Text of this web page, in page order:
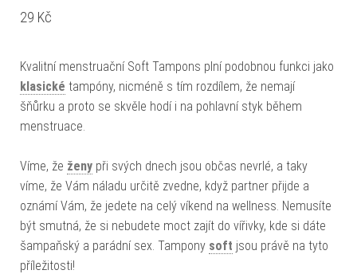
29 Kč
Kvalitní menstruační Soft Tampons plní podobnou funkci jako
klasické tampóny, nicméně s tím rozdílem, že nemají
šňůrku a proto se skvěle hodí i na pohlavní styk během
menstruace.
Víme, že ženy při svých dnech jsou občas nevrlé, a taky
víme, že Vám náladu určitě zvedne, když partner přijde a
oznámí Vám, že jedete na celý víkend na wellness. Nemusíte
být smutná, že si nebudete moct zajít do vířivky, kde si dáte
šampaňský a parádní sex. Tampony soft jsou právě na tyto
příležitosti!